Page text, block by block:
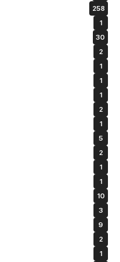
258
1
30
2
1
1
1
2
1
5
2
1
1
10
3
9
2
1